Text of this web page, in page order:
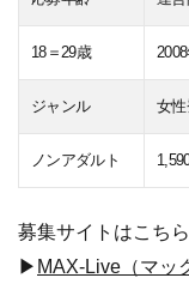
18＝29歳
ジャンル 女
ノンアダルト
募集サイトはこち
▶ MAX-Live（マッ